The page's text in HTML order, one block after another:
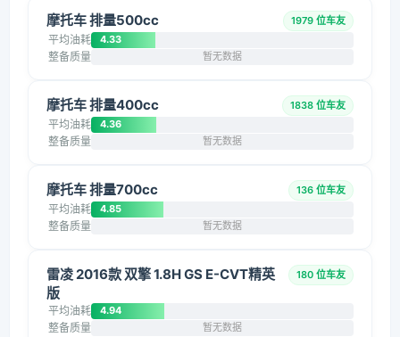
摩托车 排量500cc 1979 位车友
平均油耗 4.33
整备质量 暂无数据
摩托车 排量400cc 1838 位车友
平均油耗 4.36
整备质量 暂无数据
摩托车 排量700cc 136 位车友
平均油耗 4.85
整备质量 暂无数据
雷凌 2016款 双擎 1.8H GS E-CVT精英
版
180 位车友
平均油耗 4.94
整备质量 暂无数据